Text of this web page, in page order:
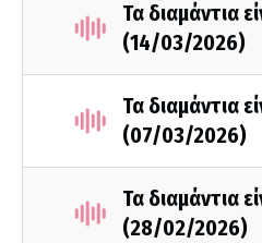
Τα διαμάντια
(14/03/2026)
Τα διαμάντια
(07/03/2026)
Τα διαμάντια
(28/02/2026)